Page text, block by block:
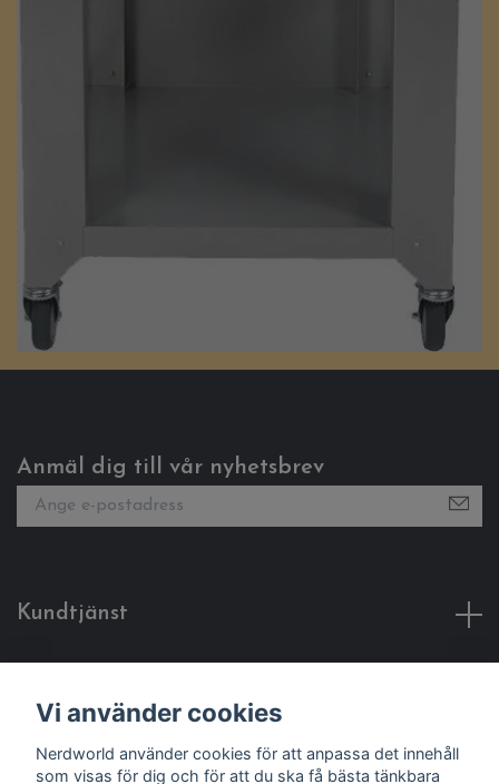
Anmäl dig till vår nyhetsbrev
Kundtjänst
Sociala medier
Vi använder cookies
Nerdworld använder cookies för att anpassa det innehåll
som visas för dig och för att du ska få bästa tänkbara